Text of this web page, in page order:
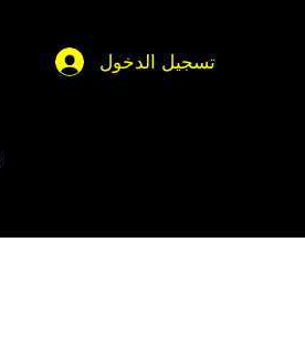
تسجيل الدخول